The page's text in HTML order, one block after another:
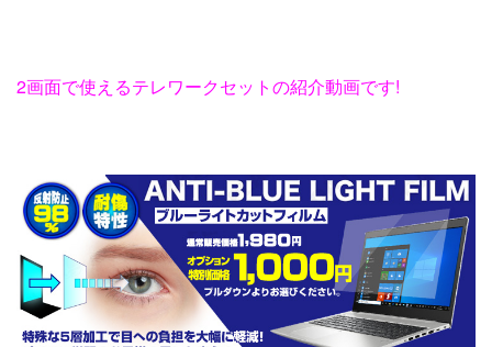
2画面で使えるテレワークセットの紹介動画です!